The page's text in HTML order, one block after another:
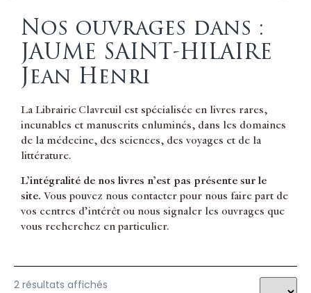
Nos ouvrages dans :
JAUME SAINT-HILAIRE
Jean Henri
La Librairie Clavreuil est spécialisée en livres rares,
incunables et manuscrits enluminés, dans les domaines
de la médecine, des sciences, des voyages et de la
littérature.
L’intégralité de nos livres n’est pas présente sur le
site. Vous pouvez nous contacter pour nous faire part de
vos centres d’intérêt ou nous signaler les ouvrages que
vous recherchez en particulier.
2 résultats affichés